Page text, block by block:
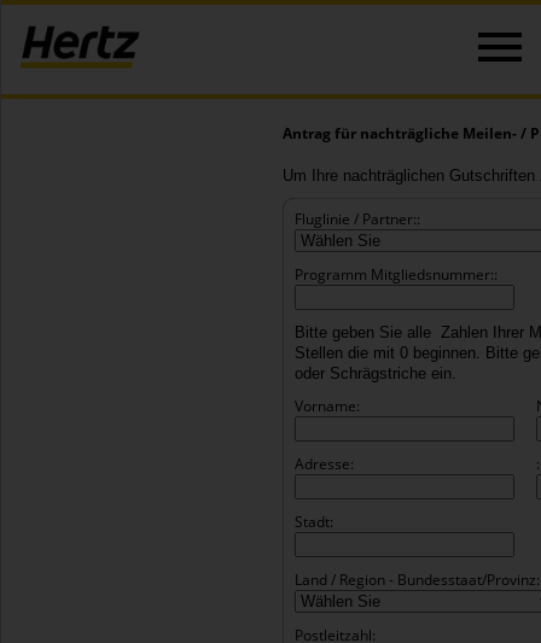
Antrag für nachträgliche Meilen- /
Um Ihre nachträglichen
Fluglinie / Partner::
Programm Mitgliedsnummer::
Bitte geben Sie alle Zahlen Ihrer
Stellen die mit 0 beginnen. Bitte
oder Schrägstriche ein.
Vorname:
Adresse: :
Stadt:
Land / Region - Bundesstaat/Provinz:
Postleitzahl: